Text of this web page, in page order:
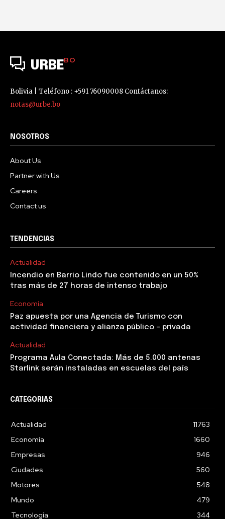
URBEBO
Bolivia | Teléfono : +591 76090008 Contáctanos:
notas@urbe.bo
NOSOTROS
About Us
Partner with Us
Careers
Contact us
TENDENCIAS
Actualidad
Incendio en Barrio Lindo fue contenido en un 50%
tras más de 27 horas de intenso trabajo
Economía
Paz apuesta por una Agencia de Turismo con
actividad financiera y alianza público – privada
Actualidad
Programa Aula Conectada: Más de 5.000 antenas
Starlink serán instaladas en escuelas del país
CATEGORIAS
Actualidad
11763
Economía
1660
Empresas
946
Ciudades
560
Motores
548
Mundo
479
Tecnología
344